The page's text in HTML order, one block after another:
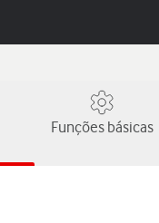
Funções básicas